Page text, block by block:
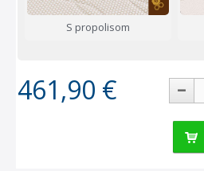
S propolisom
461,90 €